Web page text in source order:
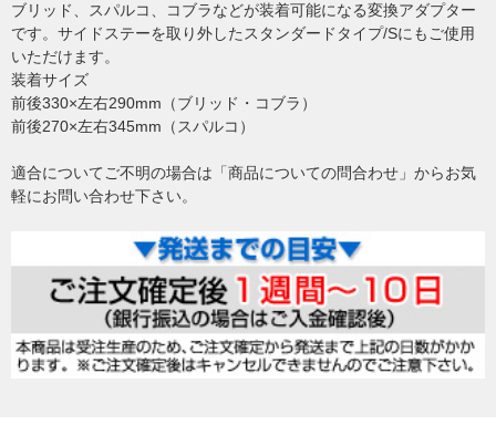
ブリッド、スパルコ、コブラなどが装着可能になる変換アダプター
です。サイドステーを取り外したスタンダードタイプ/Sにもご使用
いただけます。
装着サイズ
前後330×左右290mm（ブリッド・コブラ）
前後270×左右345mm（スパルコ）
適合についてご不明の場合は「商品についての問合わせ」からお気
軽にお問い合わせ下さい。